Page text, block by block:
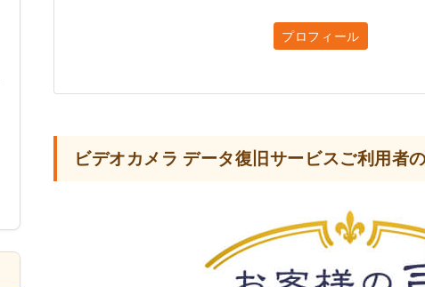
プロフィール
ビデオカメラ データ復旧サービスご利用者